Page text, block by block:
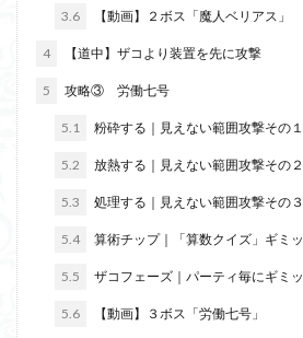
3.6 【動画】２ボス「魔人ベリアス」
4 【道中】ザコより装置を先に攻撃
5 攻略③ 労働七号
5.1 粉砕する｜見えない範囲攻撃その１
5.2 放熱する｜見えない範囲攻撃その２
5.3 処理する｜見えない範囲攻撃その３
5.4 算術チップ｜「算数クイズ」ギミ
5.5 ザコフェーズ｜パーティ毎にギミ
5.6 【動画】３ボス「労働七号」